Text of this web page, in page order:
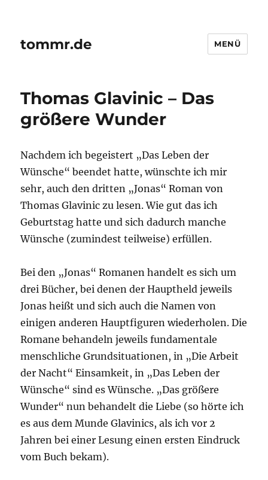
tommr.de MENÜ
Thomas Glavinic – Das
größere Wunder
Nachdem ich begeistert „Das Leben der
Wünsche“ beendet hatte, wünschte ich mir
sehr, auch den dritten „Jonas“ Roman von
Thomas Glavinic zu lesen. Wie gut das ich
Geburtstag hatte und sich dadurch manche
Wünsche (zumindest teilweise) erfüllen.
Bei den „Jonas“ Romanen handelt es sich um
drei Bücher, bei denen der Hauptheld jeweils
Jonas heißt und sich auch die Namen von
einigen anderen Hauptfiguren wiederholen. Die
Romane behandeln jeweils fundamentale
menschliche Grundsituationen, in „Die Arbeit
der Nacht“ Einsamkeit, in „Das Leben der
Wünsche“ sind es Wünsche. „Das größere
Wunder“ nun behandelt die Liebe (so hörte ich
es aus dem Munde Glavinics, als ich vor 2
Jahren bei einer Lesung einen ersten Eindruck
vom Buch bekam).